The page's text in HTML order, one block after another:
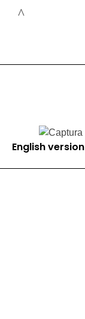
English version